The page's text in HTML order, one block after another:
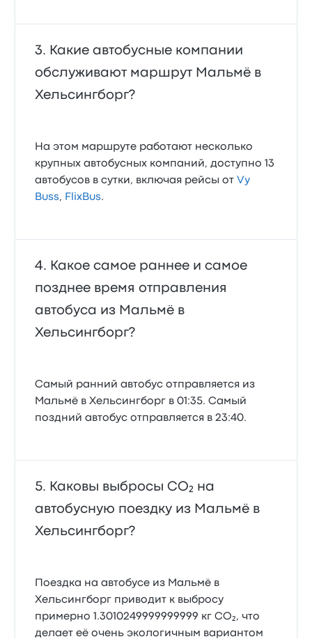
Какие автобусные компании
обслуживают маршрут Мальмё в
Хельсингборг?
На этом маршруте работают несколько
крупных автобусных компаний, доступно 13
автобусов в сутки, включая рейсы от Vy
Buss, FlixBus.
Какое самое раннее и самое
позднее время отправления
автобуса из Мальмё в
Хельсингборг?
Самый ранний автобус отправляется из
Мальмё в Хельсингборг в 01:35. Самый
поздний автобус отправляется в 23:40.
Каковы выбросы CO₂ на
автобусную поездку из Мальмё в
Хельсингборг?
Поездка на автобусе из Мальмё в
Хельсингборг приводит к выбросу
примерно 1.3010249999999999 кг CO₂, что
делает её очень экологичным вариантом